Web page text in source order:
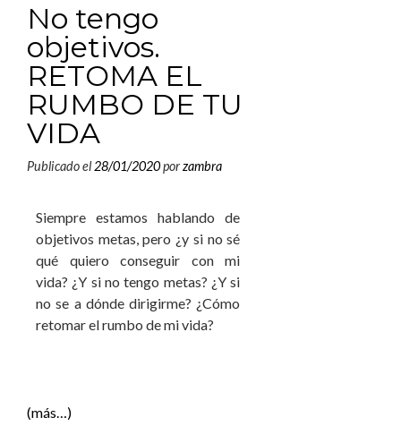
No tengo
objetivos.
RETOMA EL
RUMBO DE TU
VIDA
Publicado el28/01/2020porzambra
Siempre estamos hablando de
objetivos metas, pero ¿y si no sé
qué quiero conseguir con mi
vida? ¿Y si no tengo metas? ¿Y si
no se a dónde dirigirme? ¿Cómo
retomar el rumbo de mi vida?
(más…)